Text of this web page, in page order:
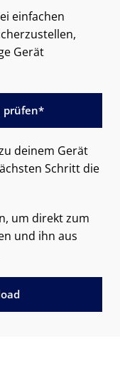
einfachen
Gerät
prüfen*
deinem Gerät
Schritt die
um direkt zum
und ihn aus